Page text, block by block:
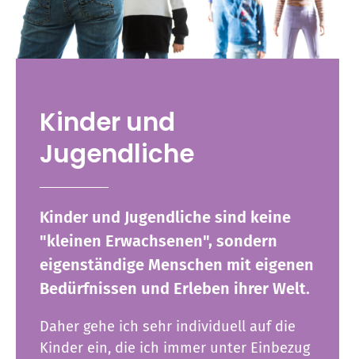
Kinder und
Jugendliche
Kinder und Jugendliche sind keine
"kleinen Erwachsenen", sondern
eigenständige Menschen mit eigenen
Bedürfnissen und Erleben ihrer Welt.
Daher gehe ich sehr individuell auf die
Kinder ein, die ich immer unter Einbezug